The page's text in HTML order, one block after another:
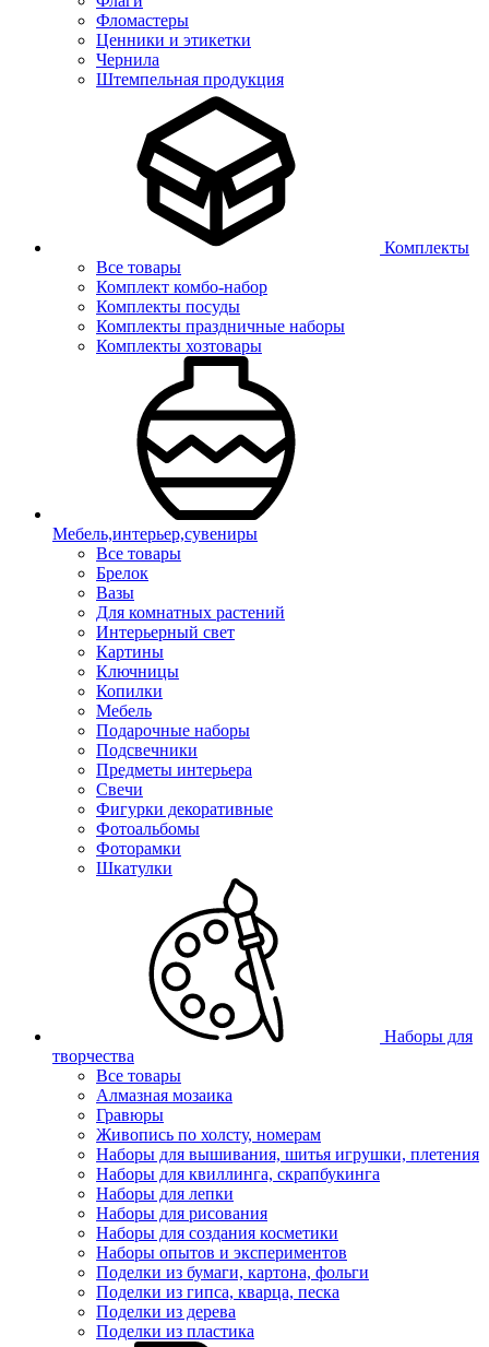
Фломастеры
Ценники и этикетки
Чернила
Штемпельная продукция
Комплекты
Все товары
Комплект комбо-набор
Комплекты посуды
Комплекты праздничные наборы
Комплекты хозтовары
Мебель,интерьер,сувениры
Все товары
Брелок
Вазы
Для комнатных растений
Интерьерный свет
Картины
Ключницы
Копилки
Мебель
Подарочные наборы
Подсвечники
Предметы интерьера
Свечи
Фигурки декоративные
Фотоальбомы
Фоторамки
Шкатулки
Наборы для
творчества
Все товары
Алмазная мозаика
Гравюры
Живопись по холсту, номерам
Наборы для вышивания, шитья игрушки, плетения
Наборы для квиллинга, скрапбукинга
Наборы для лепки
Наборы для рисования
Наборы для создания косметики
Наборы опытов и экспериментов
Поделки из бумаги, картона, фольги
Поделки из гипса, кварца, песка
Поделки из дерева
Поделки из пластика